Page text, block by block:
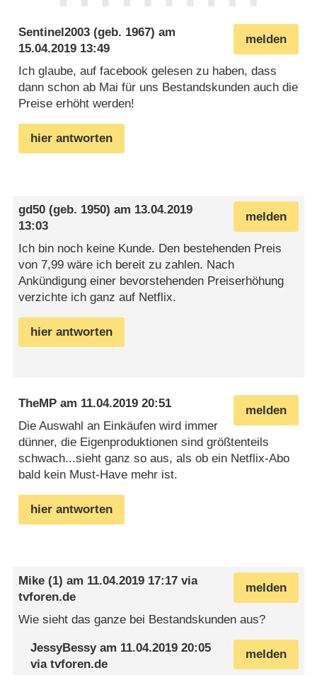
melden
Sentinel2003 (geb. 1967) am
15.04.2019 13:49
Ich glaube, auf facebook gelesen zu haben, dass
dann schon ab Mai für uns Bestandskunden auch die
Preise erhöht werden!
hier antworten
melden
gd50 (geb. 1950) am 13.04.2019
13:03
Ich bin noch keine Kunde. Den bestehenden Preis
von 7,99 wäre ich bereit zu zahlen. Nach
Ankündigung einer bevorstehenden Preiserhöhung
verzichte ich ganz auf Netflix.
hier antworten
melden
TheMP am 11.04.2019 20:51
Die Auswahl an Einkäufen wird immer
dünner, die Eigenproduktionen sind größtenteils
schwach...sieht ganz so aus, als ob ein Netflix-Abo
bald kein Must-Have mehr ist.
hier antworten
melden
Mike (1) am 11.04.2019 17:17 via
tvforen.de
Wie sieht das ganze bei Bestandskunden aus?
melden
JessyBessyam 11.04.2019 20:05
viatvforen.de